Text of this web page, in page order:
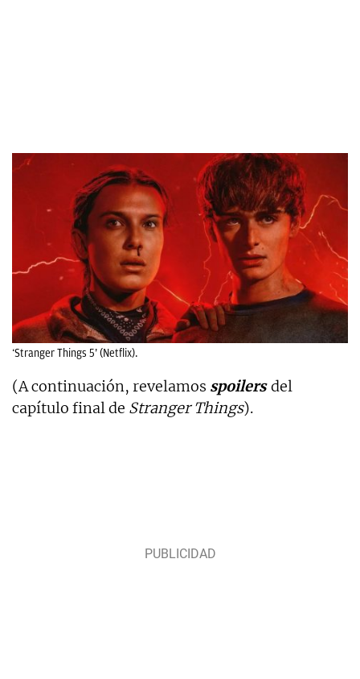
‘Stranger Things 5’ (Netflix).
(A continuación, revelamos spoilersdel
capítulo final de Stranger Things).